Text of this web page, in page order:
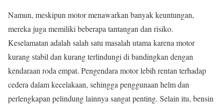
Namun, meskipun motor menawarkan banyak keuntungan,
mereka juga memiliki beberapa tantangan dan risiko.
Keselamatan adalah salah satu masalah utama karena motor
kurang stabil dan kurang terlindungi di bandingkan dengan
kendaraan roda empat. Pengendara motor lebih rentan terhadap
cedera dalam kecelakaan, sehingga penggunaan helm dan
perlengkapan pelindung lainnya sangat penting. Selain itu, bensin